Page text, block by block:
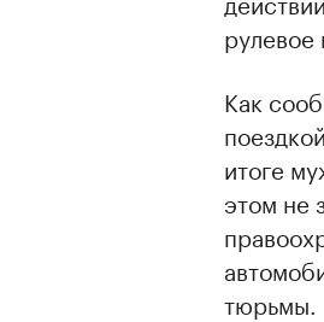
рулевое
Как
итоге
этом не
тюрьмы.